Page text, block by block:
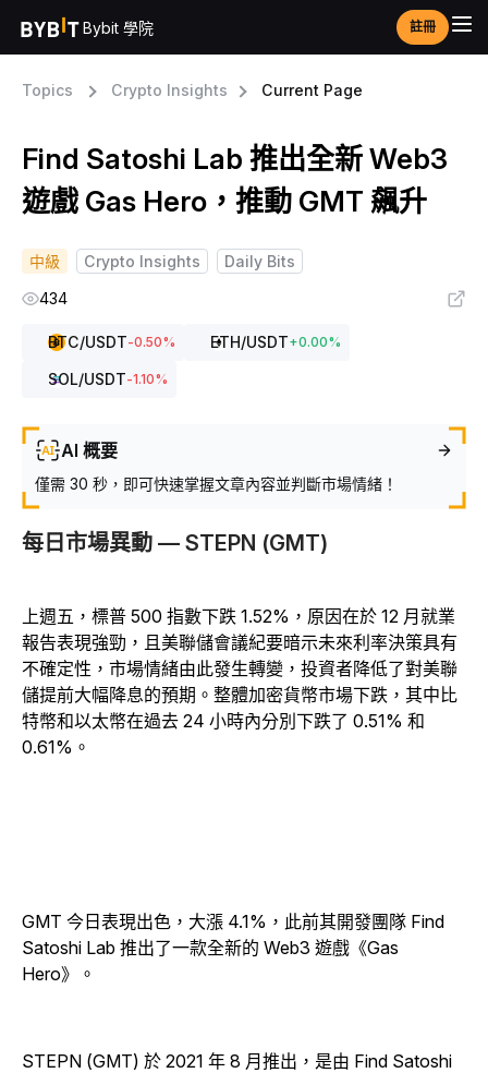
Bybit 學院 註冊
Topics Crypto Insights Current Page
Find Satoshi Lab 推出全新 Web3
遊戲 Gas Hero，推動 GMT 飆升
中級 Crypto Insights
Daily Bits
434
BTC/USDT-0.50% ETH/USDT+0.00%
SOL/USDT-1.10%
AI 概要
僅需 30 秒，即可快速掌握文章內容並判斷市場情緒！
每日市場異動 — STEPN (GMT)
上週五，標普 500 指數下跌 1.52%，原因在於 12 月就業
報告表現強勁，且美聯儲會議紀要暗示未來利率決策具有
不確定性，市場情緒由此發生轉變，投資者降低了對美聯
儲提前大幅降息的預期。整體加密貨幣市場下跌，其中比
特幣和以太幣在過去 24 小時內分別下跌了 0.51% 和
0.61%。
GMT 今日表現出色，大漲 4.1%，此前其開發團隊 Find
Satoshi Lab 推出了一款全新的 Web3 遊戲《Gas
Hero》。
STEPN (GMT) 於 2021 年 8 月推出，是由 Find Satoshi